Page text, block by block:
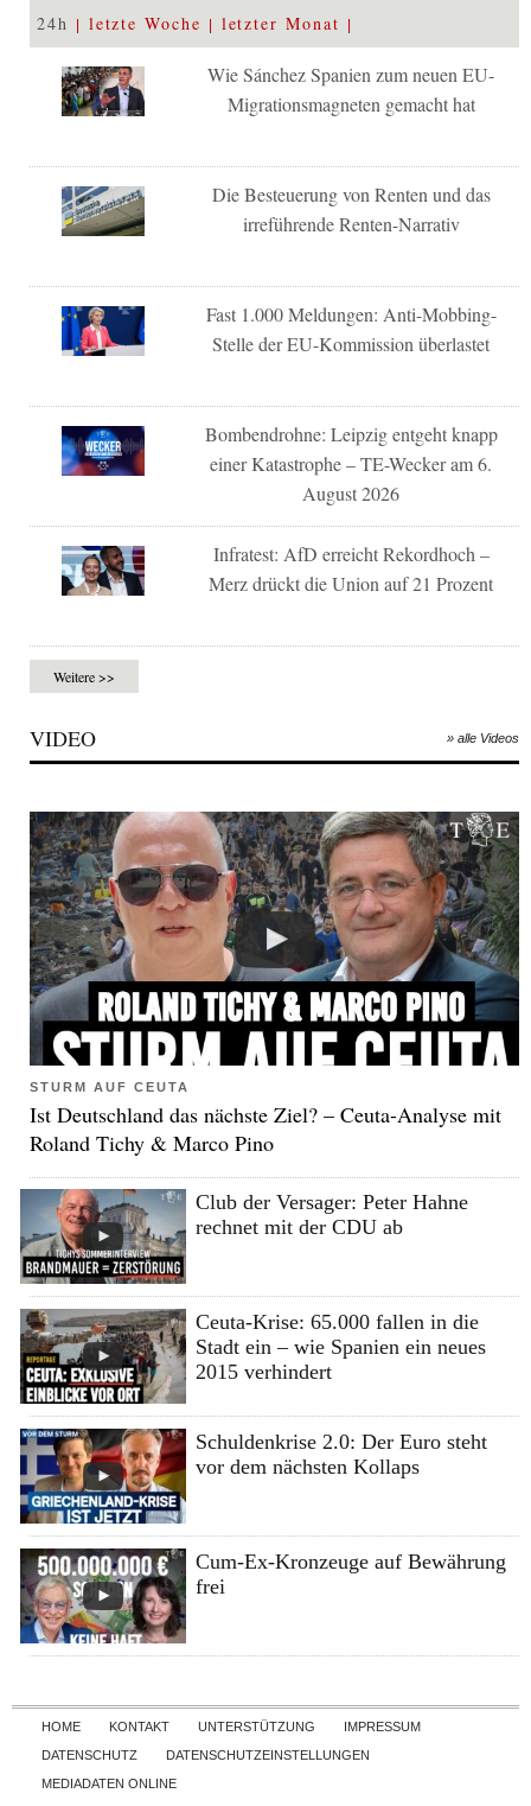
24h letzte Woche letzter Monat
Wie Sánchez Spanien zum neuen EU-
Migrationsmagneten gemacht hat
Die Besteuerung von Renten und das
irreführende Renten-Narrativ
Fast 1.000 Meldungen: Anti-Mobbing-
Stelle der EU-Kommission überlastet
Bombendrohne: Leipzig entgeht knapp
einer Katastrophe – TE-Wecker am 6.
August 2026
Infratest: AfD erreicht Rekordhoch –
Merz drückt die Union auf 21 Prozent
Weitere >>
VIDEO » alle Videos
STURM AUF CEUTA
Ist Deutschland das nächste Ziel? – Ceuta-Analyse mit
Roland Tichy & Marco Pino
Club der Versager: Peter Hahne
rechnet mit der CDU ab
Ceuta-Krise: 65.000 fallen in die
Stadt ein – wie Spanien ein neues
2015 verhindert
Schuldenkrise 2.0: Der Euro steht
vor dem nächsten Kollaps
Cum-Ex-Kronzeuge auf Bewährung
frei
Skip to content
HOME KONTAKT UNTERSTÜTZUNG
IMPRESSUM
DATENSCHUTZ
DATENSCHUTZEINSTELLUNGEN
MEDIADATEN ONLINE